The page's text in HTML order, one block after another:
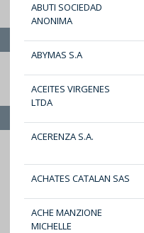
ABUTI SOCIEDAD
ANONIMA
ABYMAS S.A
ACEITES VIRGENES
LTDA
ACERENZA S.A.
ACHATES CATALAN SAS
ACHE MANZIONE
MICHELLE